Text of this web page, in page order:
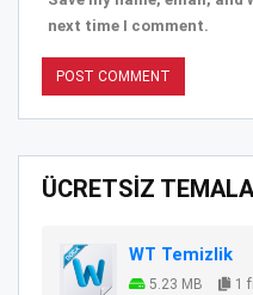
next time I comment.
ÜCRETSİZ
WT Temizlik
5.23 MB 1